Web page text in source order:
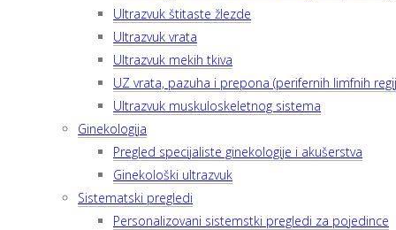
Ultrazvuk štitaste žlezde
Ultrazvuk vrata
Ultrazvuk mekih tkiva
UZ vrata, pazuha i prepona (perifernih limfnih
Ultrazvuk muskuloskeletnog sistema
Ginekologija
Pregled specijaliste ginekologije i akušerstva
Ginekološki ultrazvuk
Sistematski pregledi
Personalizovani sistemstki pregledi za pojedince